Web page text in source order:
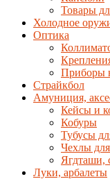
Товары
Холодное
Оптика
Приборы
Страйкбол
Амуниция,
Кейсы и
Кобуры
Тубусы
Чехлы
Ягдташи,
Луки, арбалеты